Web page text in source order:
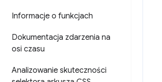
Informacje o funkcjach
Dokumentacja zdarzenia na
osi czasu
Analizowanie skuteczności